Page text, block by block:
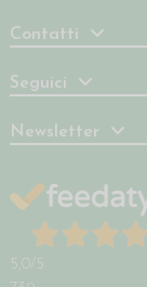
Contatti
Seguici
Newsletter
5,0 /5